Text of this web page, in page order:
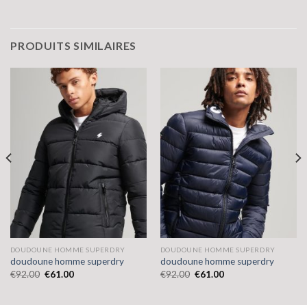
PRODUITS SIMILAIRES
DOUDOUNE HOMME SUPERDRY
doudoune homme superdry
€92.00 €61.00
DOUDOUNE HOMME SUPERDRY
doudoune homme superdry
€92.00 €61.00